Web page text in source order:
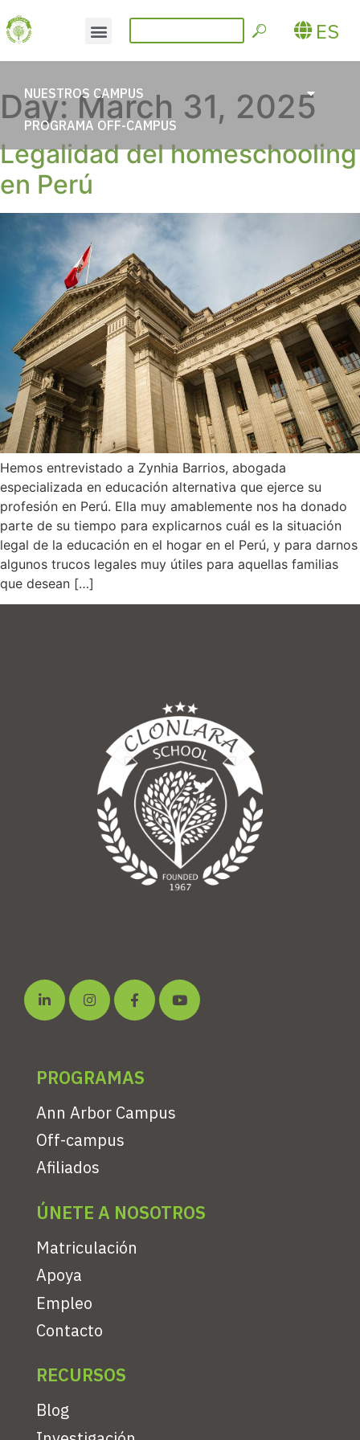
ES
NUESTROS CAMPUS
PROGRAMA OFF-CAMPUS
Day:March 31, 2025
Legalidad del homeschooling
en Perú
Hemos entrevistado a Zynhia Barrios, abogada
especializada en educación alternativa que ejerce su
profesión en Perú. Ella muy amablemente nos ha donado
parte de su tiempo para explicarnos cuál es la situación
legal de la educación en el hogar en el Perú, y para darnos
algunos trucos legales muy útiles para aquellas familias
que desean […]
PROGRAMAS
Ann Arbor Campus
Off-campus
Afiliados
ÚNETE A NOSOTROS
Matriculación
Apoya
Empleo
Contacto
RECURSOS
Blog